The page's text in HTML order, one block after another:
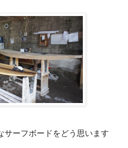
サーフボードをどう思います